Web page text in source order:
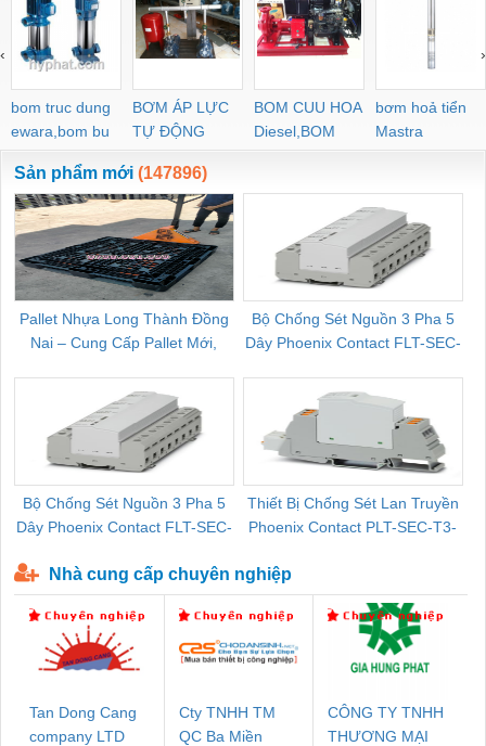
PEG PW PGJ PPGJ
PYJW SL-C PC-C
POC-C PL-C
11
bom truc dung
ewara,bom bu
ewara
BƠM ÁP LỰC
TỰ ĐỘNG
BOM CUU HOA
Diesel,BOM
CHUA CHAY
bơm hoả tiển
Mastra
‹ ›
Sản phẩm mới (147896)
Pallet Nhựa Long Thành Đồng
Nai – Cung Cấp Pallet Mới,
Bộ Chống Sét Nguồn 3 Pha 5
Dây Phoenix Contact FLT-SEC-
Bộ Chống Sét Nguồn 3 Pha 5
Dây Phoenix Contact FLT-SEC-
Thiết Bị Chống Sét Lan Truyền
Phoenix Contact PLT-SEC-T3-
Nhà cung cấp chuyên nghiệp
Tan Dong Cang
company LTD
Cty TNHH TM
QC Ba Miền
CÔNG TY TNHH
THƯƠNG MẠI